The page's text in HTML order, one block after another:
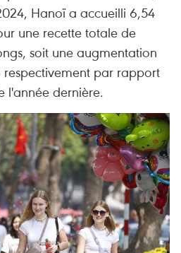
Hanoï a accueilli 6,54
une recette totale de
soit une augmentation
respectivement par rapport
l'année dernière.